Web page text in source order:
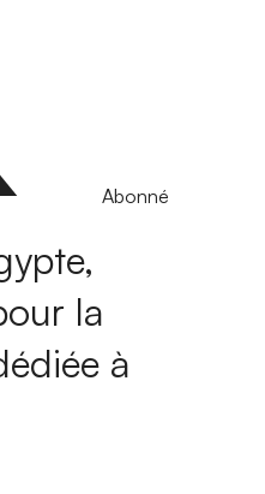
Abonné
la
à